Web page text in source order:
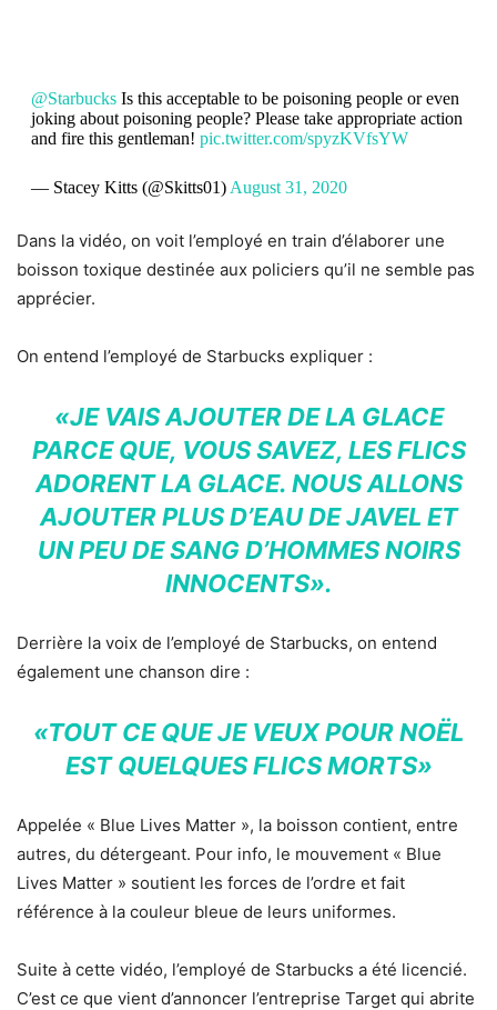
@StarbucksIs this acceptable to be poisoning people or even
joking about poisoning people? Please take appropriate action
and fire this gentleman! pic.twitter.com/spyzKVfsYW
— Stacey Kitts (@Skitts01) August 31, 2020
Dans la vidéo, on voit l’employé en train d’élaborer une
boisson toxique destinée aux policiers qu’il ne semble pas
apprécier.
On entend l’employé de Starbucks expliquer :
«JE VAIS AJOUTER DE LA GLACE
PARCE QUE, VOUS SAVEZ, LES FLICS
ADORENT LA GLACE. NOUS ALLONS
AJOUTER PLUS D’EAU DE JAVEL ET
UN PEU DE SANG D’HOMMES NOIRS
INNOCENTS».
Derrière la voix de l’employé de Starbucks, on entend
également une chanson dire :
«TOUT CE QUE JE VEUX POUR NOËL
EST QUELQUES FLICS MORTS»
Appelée « Blue Lives Matter », la boisson contient, entre
autres, du détergeant. Pour info, le mouvement « Blue
Lives Matter » soutient les forces de l’ordre et fait
référence à la couleur bleue de leurs uniformes.
Suite à cette vidéo, l’employé de Starbucks a été licencié.
C’est ce que vient d’annoncer l’entreprise Target qui abrite